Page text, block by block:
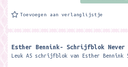
Toevoegen aan verlanglijstje
Esther Bennink- Schrijfblok Never
Leuk A5 schrijfblok van Esther